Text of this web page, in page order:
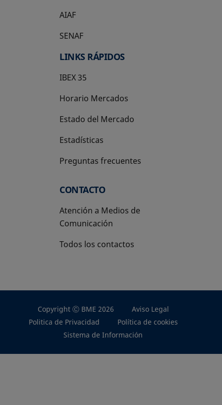
AIAF
SENAF
LINKS RÁPIDOS
IBEX 35
Horario Mercados
Estado del Mercado
Estadísticas
Preguntas frecuentes
CONTACTO
Atención a Medios de
Comunicación
Todos los contactos
Copyright Ⓒ BME 2026
Aviso Legal
Politica de Privacidad
Política de cookies
Sistema de Información